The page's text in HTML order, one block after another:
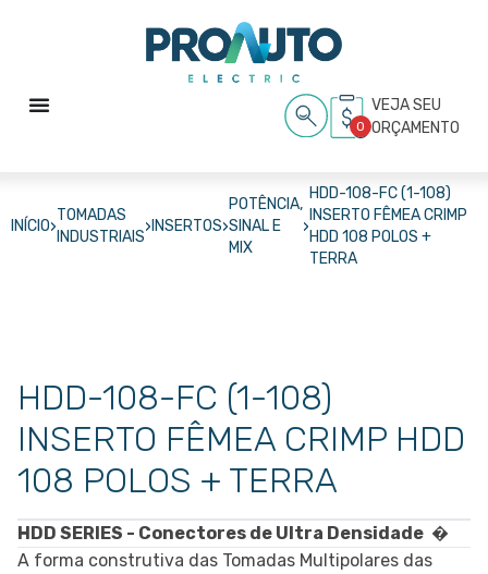
VEJA SEU
ORÇAMENTO
0
INÍCIO›
TOMADAS
INDUSTRIAIS
› INSERTOS›
POTÊNCIA,
SINAL E
MIX
›
HDD-108-FC (1-108)
INSERTO FÊMEA CRIMP
HDD 108 POLOS +
TERRA
HDD-108-FC (1-108)
INSERTO FÊMEA CRIMP HDD
108 POLOS + TERRA
HDD SERIES - Conectores de Ultra Densidade �
A forma construtiva das Tomadas Multipolares das